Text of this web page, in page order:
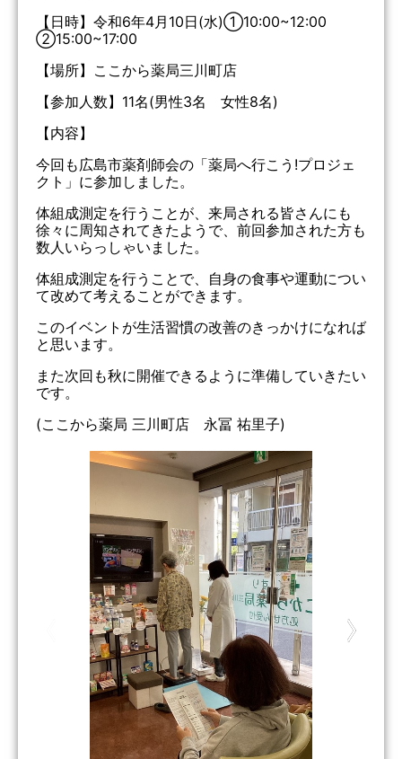
【日時】令和6年4月10日(水)①10:00~12:00
②15:00~17:00
【場所】ここから薬局三川町店
【参加人数】11名(男性3名 女性8名)
【内容】
今回も広島市薬剤師会の「薬局へ行こう!プロジェ
クト」に参加しました。
体組成測定を行うことが、来局される皆さんにも
徐々に周知されてきたようで、前回参加された方も
数人いらっしゃいました。
体組成測定を行うことで、自身の食事や運動につい
て改めて考えることができます。
このイベントが生活習慣の改善のきっかけになれば
と思います。
また次回も秋に開催できるように準備していきたい
です。
(ここから薬局 三川町店 永冨 祐里子)